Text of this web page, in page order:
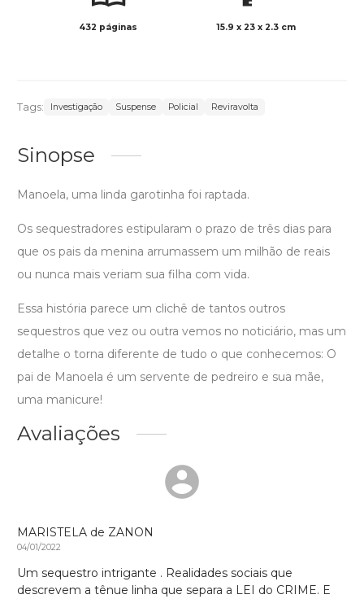
432 páginas 15.9 x 23 x 2.3 cm
Tags: Investigação Suspense Policial Reviravolta
Sinopse
Manoela, uma linda garotinha foi raptada.
Os sequestradores estipularam o prazo de três dias para
que os pais da menina arrumassem um milhão de reais
ou nunca mais veriam sua filha com vida.
Essa história parece um clichê de tantos outros
sequestros que vez ou outra vemos no noticiário, mas um
detalhe o torna diferente de tudo o que conhecemos: O
pai de Manoela é um servente de pedreiro e sua mãe,
uma manicure!
Avaliações
MARISTELA de ZANON
04/01/2022
Um sequestro intrigante . Realidades sociais que
descrevem a tênue linha que separa a LEI do CRIME. E